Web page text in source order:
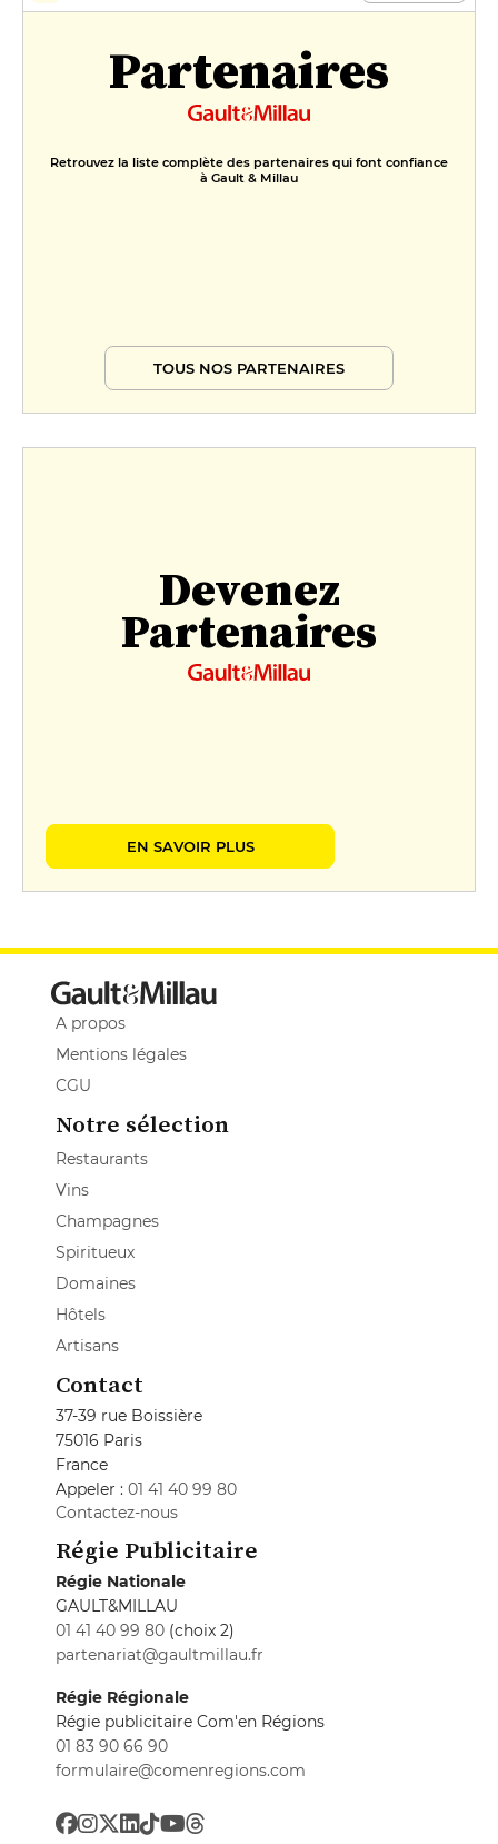
Partenaires
Retrouvez la liste complète des partenaires qui font confiance
à Gault & Millau
TOUS NOS PARTENAIRES
Devenez
Partenaires
EN SAVOIR PLUS
A propos
Mentions légales
CGU
Notre sélection
Restaurants
Vins
Champagnes
Spiritueux
Domaines
Hôtels
Artisans
Contact
37-39 rue Boissière
75016 Paris
France
Appeler : 01 41 40 99 80
Contactez-nous
Régie Publicitaire
Régie Nationale
GAULT&MILLAU
01 41 40 99 80 (choix 2)
partenariat@gaultmillau.fr
Régie Régionale
Régie publicitaire Com'en Régions
01 83 90 66 90
formulaire@comenregions.com